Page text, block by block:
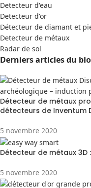
Detecteur d'eau
Detecteur d'or
Détecteur de diamant et
Detecteur de métaux
Radar de sol
Derniers articles du
Détecteur de métaux
détecteurs de Inventum
5 novembre 2020
Détecteur de métaux 3D
5 novembre 2020